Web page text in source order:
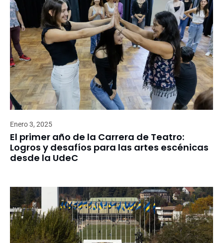
Enero 3, 2025
El primer año de la Carrera de Teatro:
Logros y desafíos para las artes escénicas
desde la UdeC